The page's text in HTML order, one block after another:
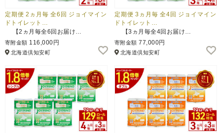
定期便 2ヵ月毎 全6回 ジョイマイン
ドトイレット…
【2ヵ月毎全6回お届け…
寄附金額 116,000円
北海道倶知安町
定期便 3ヵ月毎 全4回 ジョイマイン
ドトイレット…
【3ヵ月毎全4回お届け…
寄附金額 77,000円
北海道倶知安町